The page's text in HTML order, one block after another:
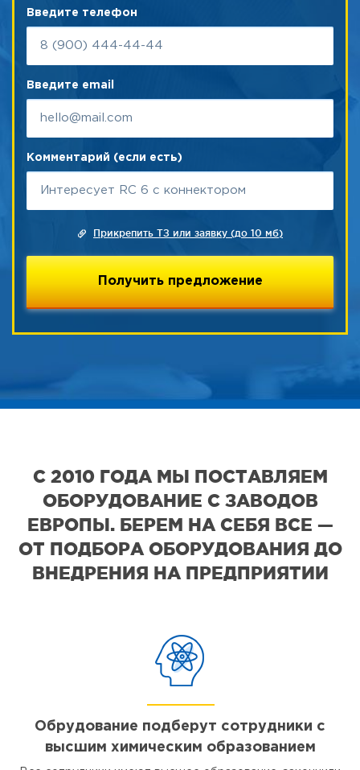
Введите телефон
Введите email
Комментарий (если есть)
Прикрепить ТЗ или заявку (до 10 мб)
С 2010 ГОДА МЫ ПОСТАВЛЯЕМ
ОБОРУДОВАНИЕ С ЗАВОДОВ
ЕВРОПЫ. БЕРЕМ НА СЕБЯ ВСЕ —
ОТ ПОДБОРА ОБОРУДОВАНИЯ ДО
ВНЕДРЕНИЯ НА ПРЕДПРИЯТИИ
Обрудование подберут сотрудники с
высшим химическим образованием